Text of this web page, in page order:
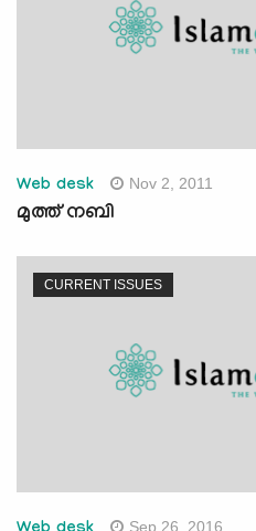
Web desk Nov 2, 2011
മുത്ത് നബി
CURRENT ISSUES
Sep 26, 2016